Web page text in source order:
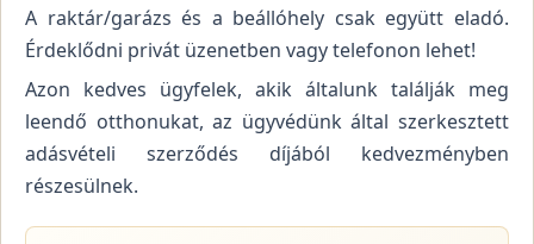
A raktár/garázs és a beállóhely csak együtt eladó.
Érdeklődni privát üzenetben vagy telefonon lehet!
Azon kedves ügyfelek, akik általunk találják meg
leendő otthonukat, az ügyvédünk által szerkesztett
adásvételi szerződés díjából kedvezményben
részesülnek.